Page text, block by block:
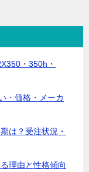
・350h・
・価格・メーカ
は？受注状況・
理由と性格傾向